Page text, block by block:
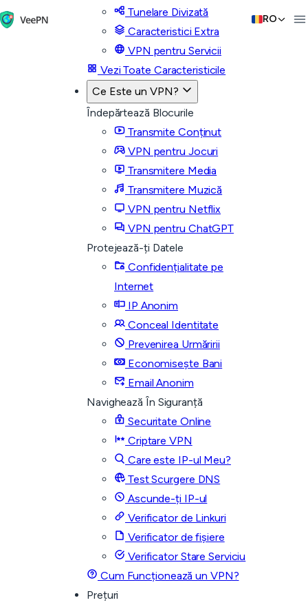
Tunelare Divizată
Caracteristici Extra
VPN pentru Servicii
Vezi Toate Caracteristicile
Ce Este un VPN?
Îndepărtează Blocurile
Transmite Conținut
VPN pentru Jocuri
Transmitere Media
Transmitere Muzică
VPN pentru Netflix
VPN pentru ChatGPT
Protejează-ți Datele
Confidențialitate pe
Internet
IP Anonim
Conceal Identitate
Prevenirea Urmăririi
Economisește Bani
Email Anonim
Navighează În Siguranță
Securitate Online
Criptare VPN
Care este IP-ul Meu?
Test Scurgere DNS
Ascunde-ți IP-ul
Verificator de Linkuri
Verificator de fișiere
Verificator Stare Serviciu
Cum Funcționează un VPN?
Prețuri
RO